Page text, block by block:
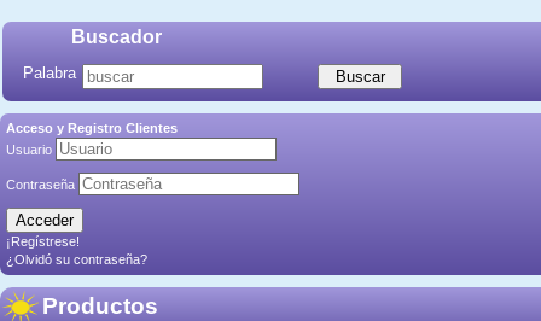
Buscador
Palabra
Acceso y Registro Clientes
Usuario
Contraseña
¡Regístrese!
¿Olvidó su contraseña?
Productos